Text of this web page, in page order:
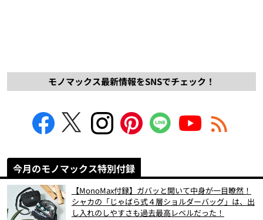
モノマックス最新情報をSNSでチェック！
今月のモノマックス特別付録
【MonoMax付録】ガバッと開いて中身が一目瞭然！
シャカの「じゃばら式４層ショルダーバッグ」は、出
し入れのしやすさも過去最高レベルだった！